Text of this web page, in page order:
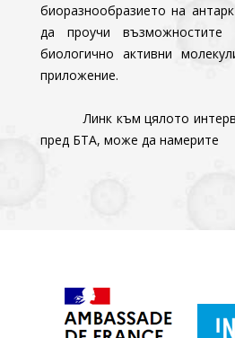
биоразнообразието на
да проучи възможностите
биологично активни
приложение.
Линк към цялото
пред БТА, може да намерите